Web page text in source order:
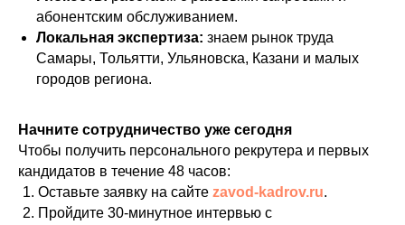
абонентским обслуживанием.
Локальная экспертиза: знаем рынок труда
Самары, Тольятти, Ульяновска, Казани и малых
городов региона.
Начните сотрудничество уже сегодня
Чтобы получить персонального рекрутера и первых
кандидатов в течение 48 часов:
Оставьте заявку на сайте zavod‑kadrov.ru.
Пройдите 30‑минутное интервью с